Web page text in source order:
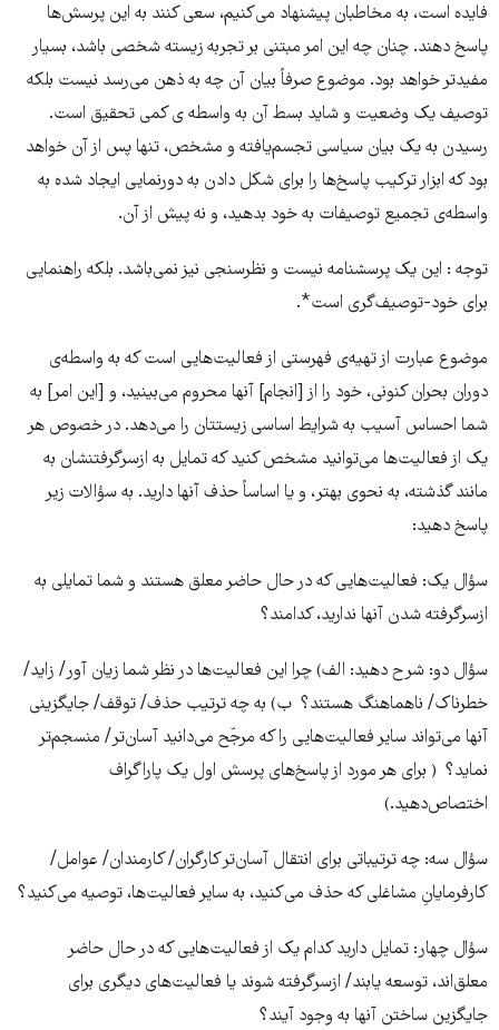
فایده است، به مخاطبان پیشنهاد‌ می‌کنیم، سعی کنند به این پرسش‌ها
پاسخ‌ دهند. چنان چه این امر مبتنی بر تجربه زیسته شخصی باشد، بسیار
مفیدتر خواهد ‌بود. موضوع صرفاً بیان آن چه به ذهن می‌رسد نیست بلکه
توصیف یک وضعیت و شاید بسط آن به واسطه ی کمی تحقیق است.
رسیدن به یک بیان سیاسی تجسم‌یافته و مشخص، تنها پس از آن خواهد
بود که ابزار ترکیب پاسخ‌ها را برای شکل دادن به دورنمایی ایجاد ‌شده به
واسطه‌ی تجمیع توصیفات به خود بدهید، و نه پیش از آن.
توجه : این یک پرسشنامه نیست و نظرسنجی نیز نمی‌باشد. بلکه راهنمایی
برای خود-توصیف‌گری است*.
موضوع عبارت از تهیه‌ی فهرستی از فعالیت‌هایی است که به واسطه‌ی
دوران بحران کنونی، خود را از [انجام] آنها محروم می‌بینید، و [این امر] به
شما احساس آسیب به شرایط اساسی زیستتان را می‌دهد. در خصوص هر
یک از فعالیت‌ها می‌توانید مشخص کنید که تمایل به از‌سرگرفتنشان به
مانند گذشته، به نحوی بهتر، و یا اساساً حذف آنها دارید. به سؤالات زیر
پاسخ دهید:
سؤال یک: فعالیت‌هایی که در حال حاضر معلق هستند و شما تمایلی به
از‌سرگرفته شدن آنها ندارید، کدامند؟
سؤال دو: شرح‌ دهید: الف) چرا این فعالیت‌ها در نظر شما زیان آور/ زاید/
خطرناک/ ناهماهنگ هستند؟ ‌ ب) به چه ترتیب حذف/ توقف/ جایگزینی
آنها می‌تواند سایر فعالیت‌هایی را که مرجّح می‌دانید آسان‌تر/ منسجم‌تر
نماید؟ ( برای هر مورد از پاسخ‌های پرسش اول یک پاراگراف
اختصاص‌دهید.)
سؤال سه: چه ترتیباتی برای انتقال آسان‌تر کارگران/ کارمندان/ عوامل/
کارفرمایانِ مشاغلی که حذف ‌می‌کنید، به سایر فعالیت‌ها، توصیه می‌کنید؟
سؤال چهار: تمایل دارید کدام یک از فعالیت‌هایی که در حال حاضر
معلق‌اند، توسعه ‌یابند/ از‌سر‌گرفته شوند یا فعالیت‌های دیگری برای
جایگزین ساختن آنها به وجود ‌آیند؟